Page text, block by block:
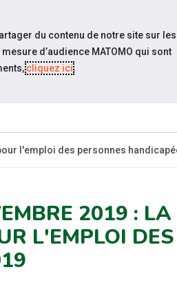
l'emploi des personnes
2019 : LA
L'EMPLOI
du contenu de notre site sur les
d’audience MATOMO qui sont
cliquez ici.